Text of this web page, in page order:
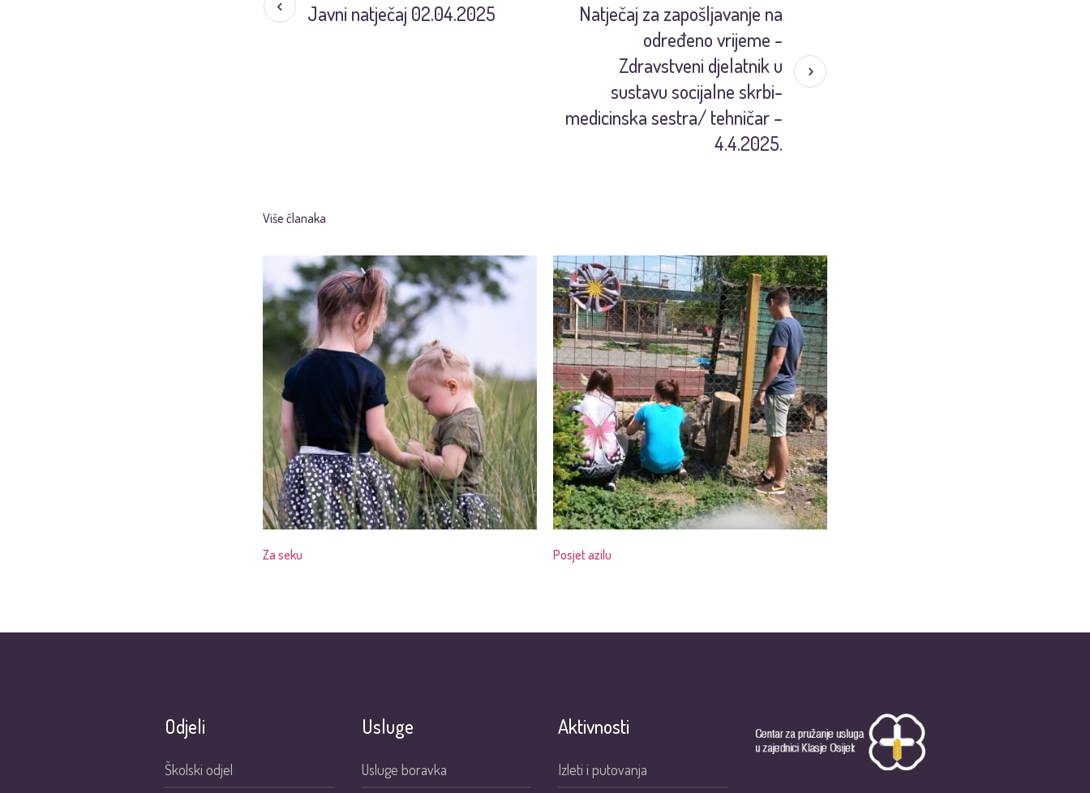
Javni natječaj 02.04.2025
Natječaj za zapošljavanje na
određeno vrijeme -
Zdravstveni djelatnik u
sustavu socijalne skrbi-
medicinska sestra/ tehničar –
4.4.2025.
Više članaka
Za seku Posjet azilu
Odjeli
Školski odjel
Usluge
Usluge boravka
Aktivnosti
Izleti i putovanja